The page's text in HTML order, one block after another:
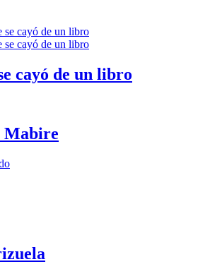
cayó de un libro
Mabire